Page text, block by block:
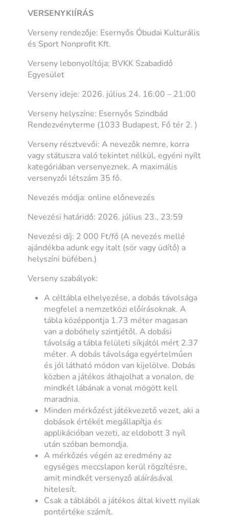
VERSENYKIÍRÁS
Verseny rendezője: Esernyős Óbudai Kulturális
és Sport Nonprofit Kft.
Verseny lebonyolítója: BVKK Szabadidő
Egyesület
Verseny ideje: 2026. július 24. 16:00 – 21:00
Verseny helyszíne: Esernyős Szindbád
Rendezvényterme (1033 Budapest, Fő tér 2. )
Verseny résztvevői: A nevezők nemre, korra
vagy státuszra való tekintet nélkül, egyéni nyílt
kategóriában versenyeznek. A maximális
versenyzői létszám 35 fő.
Nevezés módja: online előnevezés
Nevezési határidő: 2026. július 23., 23:59
Nevezési díj: 2 000 Ft/fő (A nevezés mellé
ajándékba adunk egy italt (sör vagy üdítő) a
helyszíni büfében.)
Verseny szabályok:
A céltábla elhelyezése, a dobás távolsága
megfelel a nemzetközi előírásoknak. A
tábla középpontja 1.73 méter magasan
van a dobóhely szintjétől. A dobási
távolság a tábla felületi síkjától mért 2.37
méter. A dobás távolsága egyértelműen
és jól látható módon van kijelölve. Dobás
közben a játékos áthajolhat a vonalon, de
mindkét lábának a vonal mögött kell
maradnia.
Minden mérkőzést játékvezető vezet, aki a
dobások értékét megállapítja és
applikációban vezeti, az eldobott 3 nyíl
után szóban bemondja.
A mérkőzés végén az eredmény az
egységes meccslapon kerül rögzítésre,
amit mindkét versenyző aláírásával
hitelesít.
Csak a táblából a játékos által kivett nyilak
pontértéke számít.